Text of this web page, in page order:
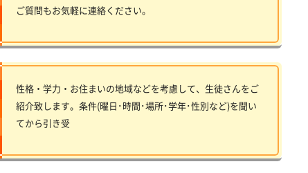
ご質問もお気軽に連絡ください。
性格・学力・お住まいの地域などを考慮して、生徒さんをご
紹介致します。条件(曜日･時間･場所･学年･性別など)を聞い
てから引き受